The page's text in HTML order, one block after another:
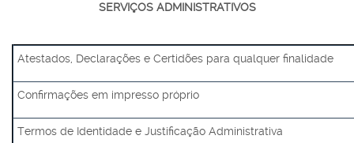
SERVIÇOS ADMINISTRATIVOS
Atestados, Declarações e Certidões para qualquer finalidade
Confirmações em impresso próprio
Termos de Identidade e Justificação Administrativa